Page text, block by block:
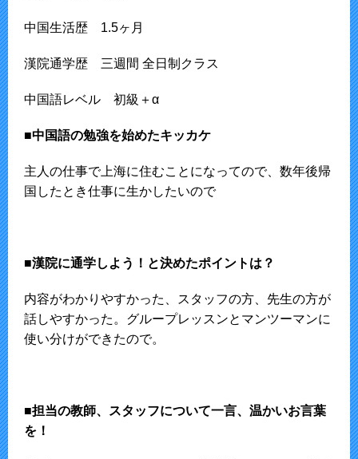
中国生活歴 1.5ヶ月
漢院通学歴 三週間 全日制クラス
中国語レベル 初級＋α
■中国語の勉強を始めたキッカケ
主人の仕事で上海に住むことになってので、数年後帰
国したとき仕事に生かしたいので
■漢院に通学しよう！と決めたポイントは？
内容がわかりやすかった、スタッフの方、先生の方が
話しやすかった。グループレッスンとマンツーマンに
使い分けができたので。
■担当の教師、スタッフについて一言、温かいお言葉
を！